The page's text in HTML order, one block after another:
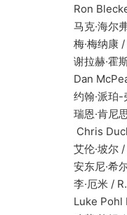
Ron Blecker
马克·海尔弗里
梅·梅纳康 /
谢拉赫·霍斯达
Dan McPeake
约翰·派珀-弗格
瑞恩·肯尼思·金
Chris
艾伦·坡尔 /
安东尼·希尔德 /
李·厄米 / R.
Luke Pohl